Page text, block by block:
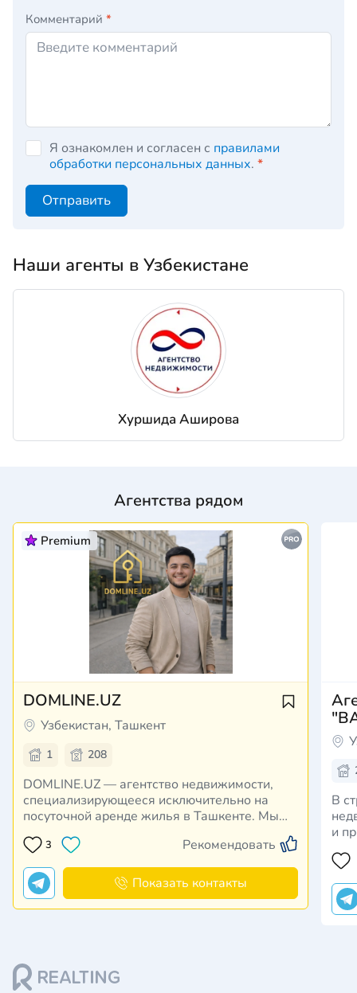
Комментарий *
Я ознакомлен и согласен с правилами
обработки персональных данных. *
Отправить
Наши агенты в Узбекистане
Хуршида Аширова
Агентства рядом
Premium
DOMLINE.UZ
Узбекистан, Ташкент
1 208
DOMLINE.UZ — агентство недвижимости,
специализирующееся исключительно на
посуточной аренде жилья в Ташкенте. Мы
предоставляем клиентам широкий выбор
полностью меблированных квартир, домов и
коттеджей для краткосрочного проживания
— от одного дня до нескольких недель. Все
объекты проходят …
3 Рекомендовать
Показать контакты
В
и